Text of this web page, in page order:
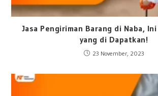
Jasa Pengiriman Barang di Naba,
yang di Dapatkan!
23 November, 2023